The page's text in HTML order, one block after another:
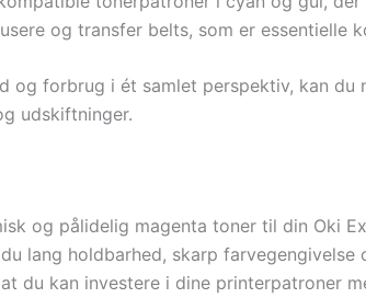
og transfer belts, som er essentielle
og forbrug i ét samlet perspektiv, kan
udskiftninger.
og pålidelig magenta toner til din Oki
lang holdbarhed, skarp
du kan investere i dine printerpatroner